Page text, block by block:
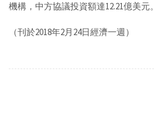
機構，中方協議投資額達12.21億美元。
（刊於2018年2月24日經濟一週）